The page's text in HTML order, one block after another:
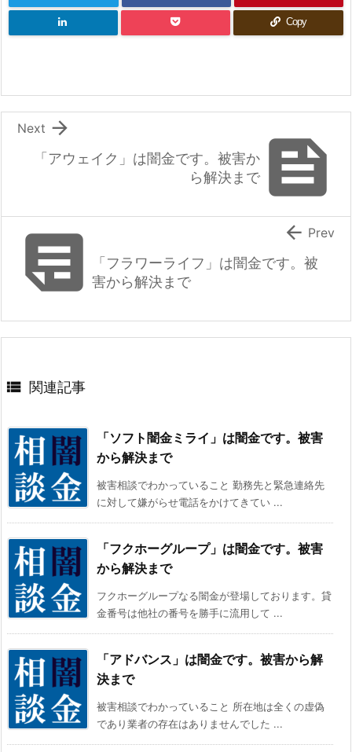
Copy

「アウェイク」は闇金です。被害か
ら解決まで

Next
 「フラワーライフ」は闇金です。被
害から解決まで
 Prev
 関連記事
「ソフト闇金ミライ」は闇金です。被害
から解決まで
被害相談でわかっていること 勤務先と緊急連絡先
に対して嫌がらせ電話をかけてきてい ...
「フクホーグループ」は闇金です。被害
から解決まで
フクホーグループなる闇金が登場しております。貸
金番号は他社の番号を勝手に流用して ...
「アドバンス」は闇金です。被害から解
決まで
被害相談でわかっていること 所在地は全くの虚偽
であり業者の存在はありませんでした ...